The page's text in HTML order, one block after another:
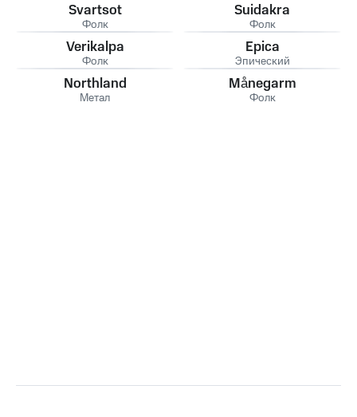
Svartsot
Фолк
Suidakra
Фолк
Verikalpa
Фолк
Epica
Эпический
Northland
Метал
Månegarm
Фолк